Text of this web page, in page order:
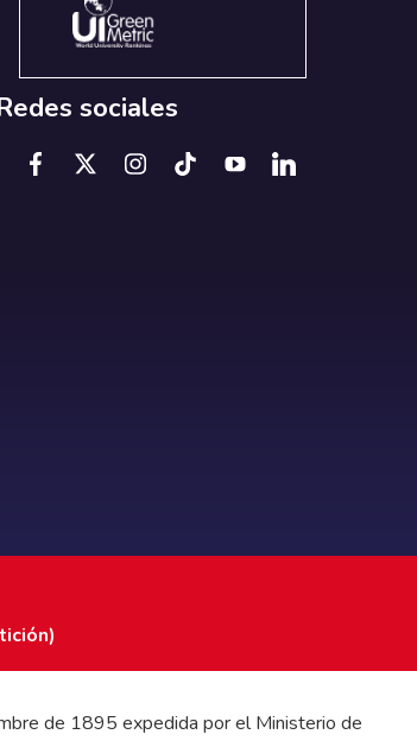
sociales
de 1895 expedida por el Ministerio de